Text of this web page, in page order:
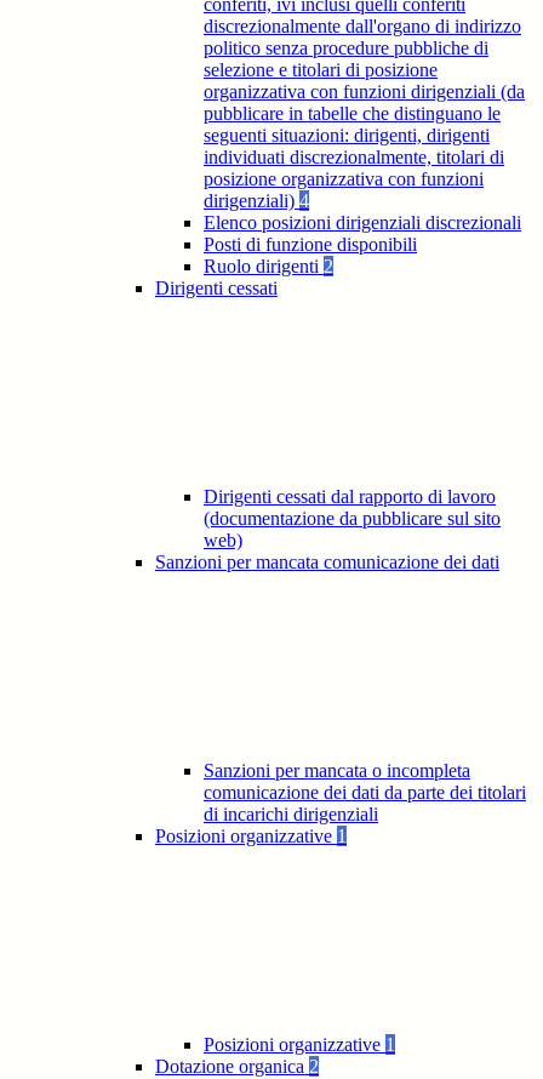
conferiti, ivi inclusi quelli conferiti
discrezionalmente dall'organo di indirizzo
politico senza procedure pubbliche di
selezione e titolari di posizione
organizzativa con funzioni dirigenziali (da
pubblicare in tabelle che distinguano le
seguenti situazioni: dirigenti, dirigenti
individuati discrezionalmente, titolari di
posizione organizzativa con funzioni
dirigenziali) 4
Elenco posizioni dirigenziali discrezionali
Posti di funzione disponibili
Ruolo dirigenti 2
Dirigenti cessati
Dirigenti cessati dal rapporto di lavoro
(documentazione da pubblicare sul sito
web)
Sanzioni per mancata comunicazione dei dati
Sanzioni per mancata o incompleta
comunicazione dei dati da parte dei titolari
di incarichi dirigenziali
Posizioni organizzative 1
Posizioni organizzative 1
Dotazione organica 2